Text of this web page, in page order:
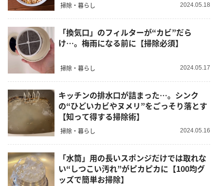
掃除・暮らし 2024.05.18
「換気口」のフィルターが“カビ”だら
け…。梅雨になる前に【掃除必須】
掃除・暮らし 2024.05.17
キッチンの排水口が詰まった…。シンク
の“ひどいカビやヌメリ”をごっそり落とす
【知って得する掃除術】
掃除・暮らし 2024.05.16
「水筒」用の長いスポンジだけでは取れな
い“しつこい汚れ”がピカピカに【100均グ
ッズで簡単お掃除】